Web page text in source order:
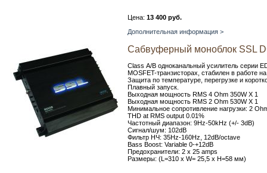
Цена: 13 400 руб.
Дополнительная информация >
Сабвуферный моноблок SSL
Class А/В одноканальный усилитель серии
MOSFET-транзисторах, стабилен в работе
Защита по температуре, перегрузке и
Плавный запуск.
Выходная мощность RMS 4 Ohm 350W X 1
Выходная мощность RMS 2 Ohm 530W X 1
Минимальное сопротивление нагрузки: 2
THD at RMS output 0.01%
Частотный диапазон: 9Hz-50kHz (+/- 3dB)
Сигнал/шум: 102dB
Фильтр НЧ: 35Hz-160Hz, 12dB/octave
Bass Boost: Variable 0-+12dB
Предохранители: 2 x 25 amps
Размеры: (L=310 x W= 25,5 x H=58 мм)